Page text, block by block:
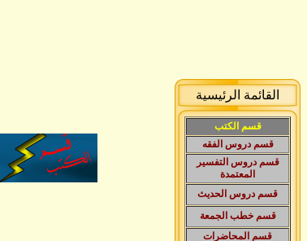
القائمة الرئيسية
قسم الكتب
قسم دروس الفقه
قسم دروس التفسير
المعتمدة
قسم دروس الحديث
قسمخطب الجمعة
قسم المحاضرات